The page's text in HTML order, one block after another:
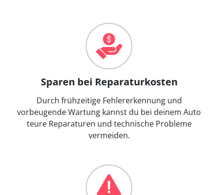
Sparen bei Reparaturkosten
Durch frühzeitige Fehlererkennung und
vorbeugende Wartung kannst du bei deinem Auto
teure Reparaturen und technische Probleme
vermeiden.